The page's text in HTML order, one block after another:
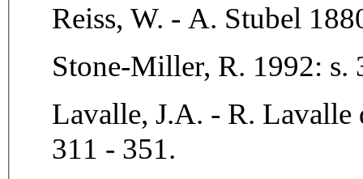
Reiss, W. - A. Stubel
Stone-Miller, R. 1992: s.
Lavalle, J.A. - R. Lavalle
311 - 351.